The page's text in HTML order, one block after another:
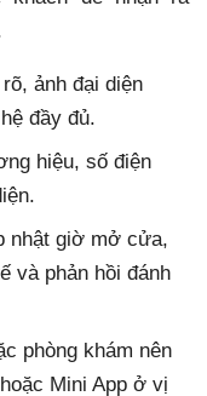
ảnh đại diện
đầy đủ.
hiệu, số điện
nhật giờ mở cửa,
và phản hồi đánh
phòng khám nên
Mini App ở vị